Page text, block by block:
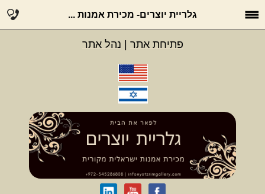
גלריית יוצרים- מכירת אמנות ...
פתיחת אתר נהל אתר